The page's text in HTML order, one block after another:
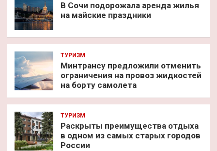
В Сочи подорожала аренда жилья
на майские праздники
ТУРИЗМ
Минтрансу предложили отменить
ограничения на провоз жидкостей
на борту самолета
ТУРИЗМ
Раскрыты преимущества отдыха
в одном из самых старых городов
России